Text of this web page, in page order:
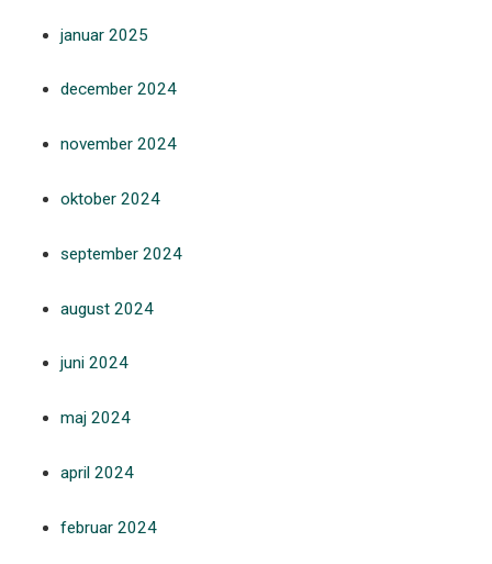
januar 2025
december 2024
november 2024
oktober 2024
september 2024
august 2024
juni 2024
maj 2024
april 2024
februar 2024